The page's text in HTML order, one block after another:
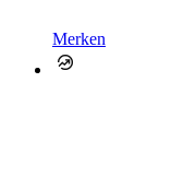
Merken